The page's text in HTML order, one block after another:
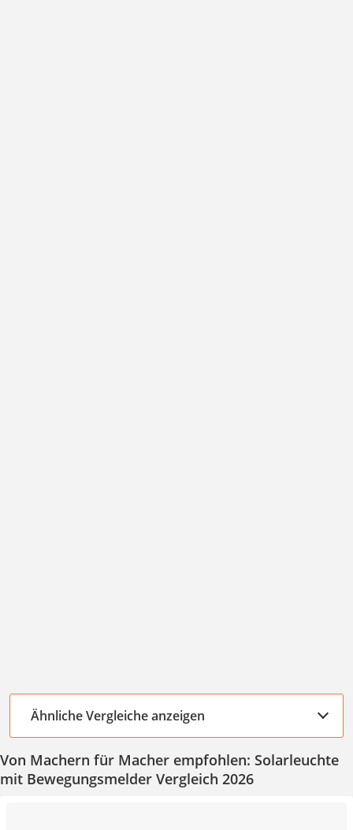
Ähnliche Vergleiche anzeigen
Von Machern für Macher empfohlen: Solarleuchte
mit Bewegungsmelder Vergleich 2026